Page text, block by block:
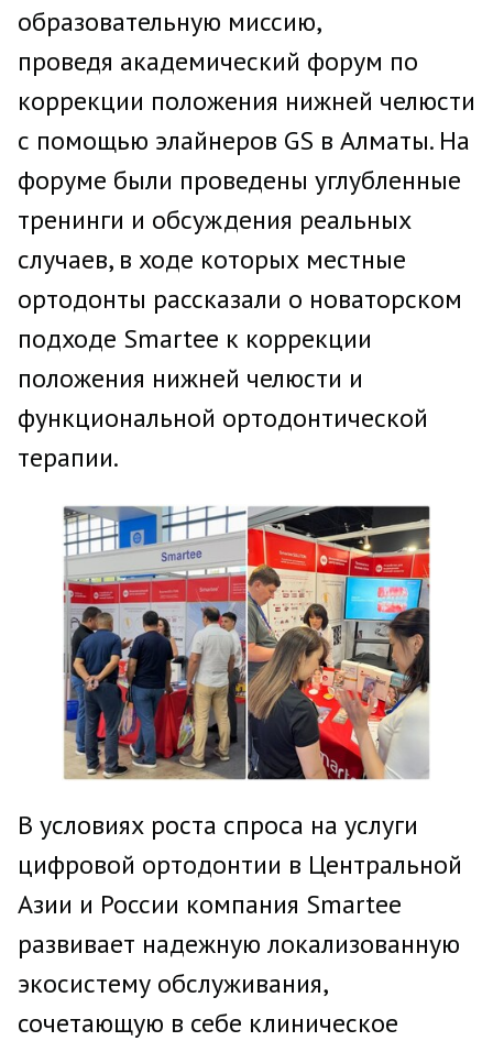
образовательную миссию,
проведя академический форум по
коррекции положения нижней челюсти
с помощью элайнеров GS в Алматы. На
форуме были проведены углубленные
тренинги и обсуждения реальных
случаев, в ходе которых местные
ортодонты рассказали о новаторском
подходе Smartee к коррекции
положения нижней челюсти и
функциональной ортодонтической
терапии.
В условиях роста спроса на услуги
цифровой ортодонтии в Центральной
Азии и России компания Smartee
развивает надежную локализованную
экосистему обслуживания,
сочетающую в себе клиническое